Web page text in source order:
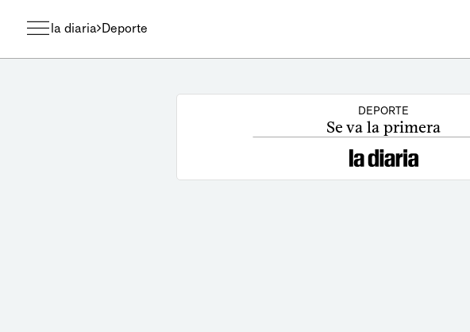
la diaria Deporte
DEPORTE
Se va la primera